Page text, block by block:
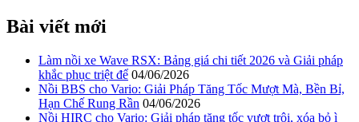
Bài viết mới
Làm nồi xe Wave RSX: Bảng giá chi tiết 2026 và Giải pháp
khắc phục triệt để 04/06/2026
Nồi BBS cho Vario: Giải Pháp Tăng Tốc Mượt Mà, Bền Bỉ,
Hạn Chế Rung Rần 04/06/2026
Nồi HIRC cho Vario: Giải pháp tăng tốc vượt trội, xóa bỏ ì